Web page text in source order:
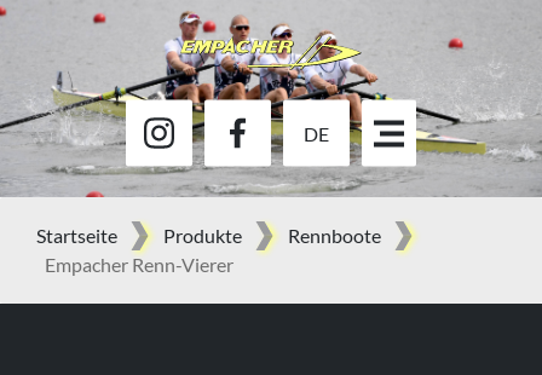
DE
Startseite Produkte
Rennboote
Empacher Renn-Vierer